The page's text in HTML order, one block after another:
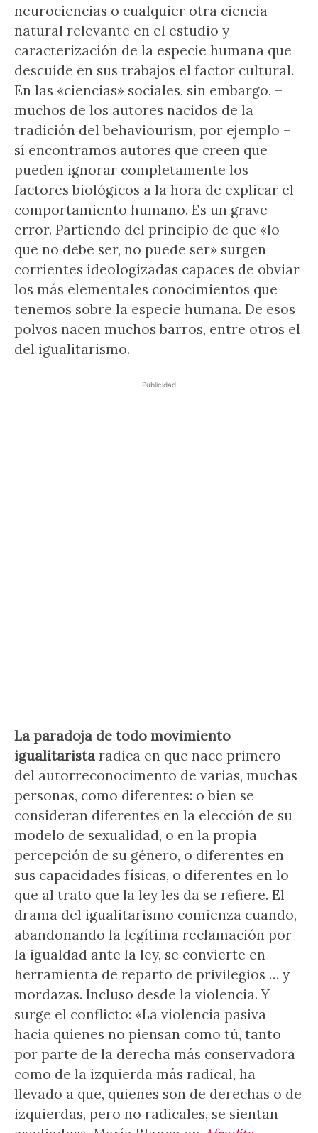
neurociencias o cualquier otra ciencia
natural relevante en el estudio y
caracterización de la especie humana que
descuide en sus trabajos el factor cultural.
En las «ciencias» sociales, sin embargo, –
muchos de los autores nacidos de la
tradición del behaviourism, por ejemplo –
sí encontramos autores que creen que
pueden ignorar completamente los
factores biológicos a la hora de explicar el
comportamiento humano. Es un grave
error. Partiendo del principio de que «lo
que no debe ser, no puede ser» surgen
corrientes ideologizadas capaces de obviar
los más elementales conocimientos que
tenemos sobre la especie humana. De esos
polvos nacen muchos barros, entre otros el
del igualitarismo.
Publicidad
La paradoja de todo movimiento
igualitarista radica en que nace primero
del autorreconocimento de varias, muchas
personas, como diferentes: o bien se
consideran diferentes en la elección de su
modelo de sexualidad, o en la propia
percepción de su género, o diferentes en
sus capacidades físicas, o diferentes en lo
que al trato que la ley les da se refiere. El
drama del igualitarismo comienza cuando,
abandonando la legítima reclamación por
la igualdad ante la ley, se convierte en
herramienta de reparto de privilegios … y
mordazas. Incluso desde la violencia. Y
surge el conflicto: «La violencia pasiva
hacia quienes no piensan como tú, tanto
por parte de la derecha más conservadora
como de la izquierda más radical, ha
llevado a que, quienes son de derechas o de
izquierdas, pero no radicales, se sientan